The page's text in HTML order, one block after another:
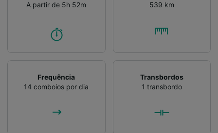
A partir de 5h 52m
539 km
Frequência
14 comboios por dia
Transbordos
1 transbordo